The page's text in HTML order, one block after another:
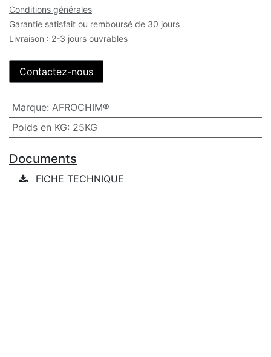
Conditions générales
Garantie satisfait ou remboursé de 30 jours
Livraison : 2-3 jours ouvrables
Contactez-nous
Marque: AFROCHIM®
Poids en KG: 25KG
Documents
FICHE TECHNIQUE